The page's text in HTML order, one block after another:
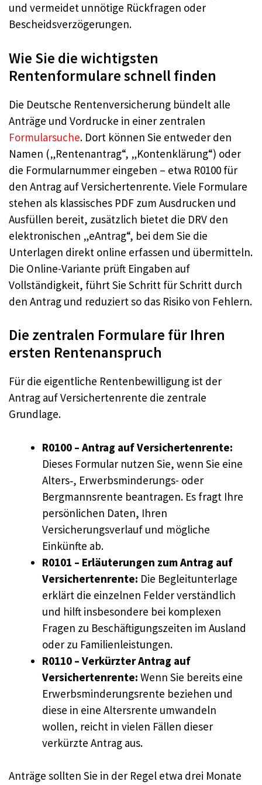
und vermeidet unnötige Rückfragen oder
Bescheidsverzögerungen.
Wie Sie die wichtigsten
Rentenformulare schnell finden
Die Deutsche Rentenversicherung bündelt alle
Anträge und Vordrucke in einer zentralen
Formularsuche. Dort können Sie entweder den
Namen („Rentenantrag“, „Kontenklärung“) oder
die Formularnummer eingeben – etwa R0100 für
den Antrag auf Versichertenrente. Viele Formulare
stehen als klassisches PDF zum Ausdrucken und
Ausfüllen bereit, zusätzlich bietet die DRV den
elektronischen „eAntrag“, bei dem Sie die
Unterlagen direkt online erfassen und übermitteln.
Die Online-Variante prüft Eingaben auf
Vollständigkeit, führt Sie Schritt für Schritt durch
den Antrag und reduziert so das Risiko von Fehlern.
Die zentralen Formulare für Ihren
ersten Rentenanspruch
Für die eigentliche Rentenbewilligung ist der
Antrag auf Versichertenrente die zentrale
Grundlage.
R0100 – Antrag auf Versichertenrente:
Dieses Formular nutzen Sie, wenn Sie eine
Alters‑, Erwerbsminderungs- oder
Bergmannsrente beantragen. Es fragt Ihre
persönlichen Daten, Ihren
Versicherungsverlauf und mögliche
Einkünfte ab.
R0101 – Erläuterungen zum Antrag auf
Versichertenrente: Die Begleitunterlage
erklärt die einzelnen Felder verständlich
und hilft insbesondere bei komplexen
Fragen zu Beschäftigungszeiten im Ausland
oder zu Familienleistungen.
R0110 – Verkürzter Antrag auf
Versichertenrente: Wenn Sie bereits eine
Erwerbsminderungsrente beziehen und
diese in eine Altersrente umwandeln
wollen, reicht in vielen Fällen dieser
verkürzte Antrag aus.
Anträge sollten Sie in der Regel etwa drei Monate